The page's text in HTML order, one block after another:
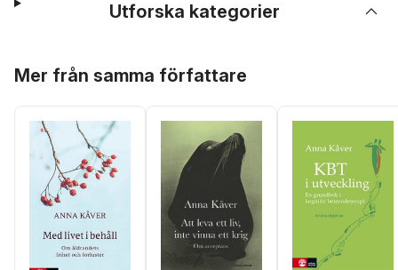
Utforska kategorier
Mer från samma författare